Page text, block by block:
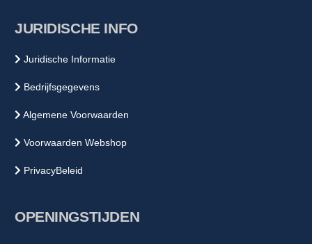
JURIDISCHE INFO
Juridische Informatie
Bedrijfsgegevens
Algemene Voorwaarden
Voorwaarden Webshop
PrivacyBeleid
OPENINGSTIJDEN